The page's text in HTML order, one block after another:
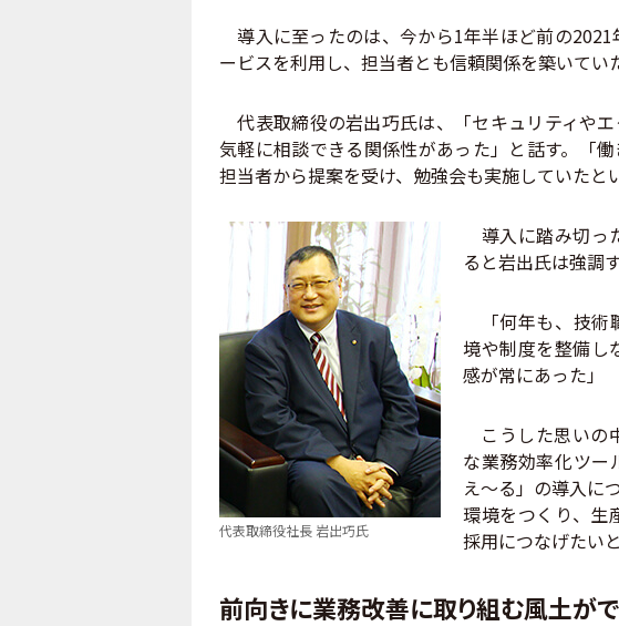
導入に至ったのは、今から1年半ほど前の
ービスを利用し、担当者とも信頼関係を築いてい
代表取締役の岩出巧氏は、「セキュリティや
気軽に相談できる関係性があった」と話す。「
担当者から提案を受け、勉強会も実施していたと
代表取締役社長 岩出巧氏
導入に踏み切っ
ると岩出氏は強調す
「何年も、技術
境や制度を整備し
感が常にあった」
こうした思いの
な業務効率化ツー
え～る」の導入に
環境をつくり、生
採用につなげたい
前向きに業務改善に取り組む風土が